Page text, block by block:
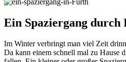
Ein Spaziergang durch
Im Winter verbringt man viel Zeit
Da kann einem schnell mal zu Hause